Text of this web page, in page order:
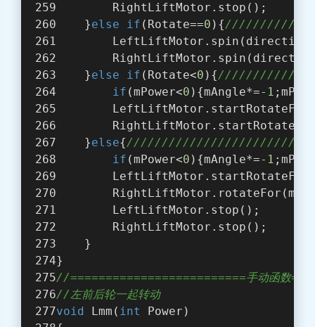
        RightLiftMotor.stop();
    }
else if (Rotate==0 ){
    }
else if (Rotate<0 ){
if (mPower<0 ){mAngle*=-1
    }
else{
if (mPower<0 ){mAngle*=-1
        LeftLiftMotor.stop();
        RightLiftMotor.stop();
    }
}
//=========================手动函数
//左前后轮一起转动
void
Lmm( int
Power)